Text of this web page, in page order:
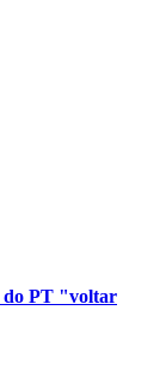
do PT "voltar